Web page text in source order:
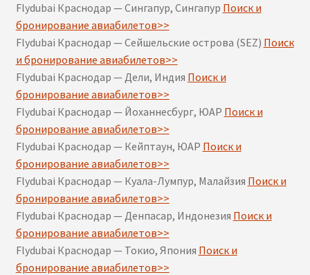
Flydubai Краснодар — Сингапур, Сингапур Поиск и
бронирование авиабилетов>>
Flydubai Краснодар — Сейшельские острова (SEZ) Поиск
и бронирование авиабилетов>>
Flydubai Краснодар — Дели, Индия Поиск и
бронирование авиабилетов>>
Flydubai Краснодар — Йоханнесбург, ЮАР Поиск и
бронирование авиабилетов>>
Flydubai Краснодар — Кейптаун, ЮАР Поиск и
бронирование авиабилетов>>
Flydubai Краснодар — Куала-Лумпур, Малайзия Поиск и
бронирование авиабилетов>>
Flydubai Краснодар — Денпасар, Индонезия Поиск и
бронирование авиабилетов>>
Flydubai Краснодар — Токио, Япония Поиск и
бронирование авиабилетов>>